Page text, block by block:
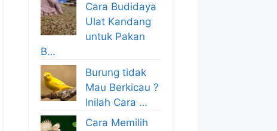
Cara Budidaya
Ulat Kandang
untuk Pakan
B…
Burung tidak
Mau Berkicau ?
Inilah Cara …
Cara Memilih